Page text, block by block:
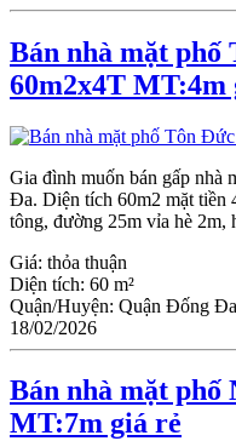
Bán nhà mặt phố
60m2x4T MT:4m
Gia đình muốn bán gấp
Đa. Diện tích 60m2 mặt tiền
tông, đường 25m vỉa hè 2m,
Giá: thỏa thuận
Diện tích: 60 m²
Quận/Huyện: Quận Đống Đa
18/02/2026
Bán nhà mặt phố
MT:7m giá rẻ